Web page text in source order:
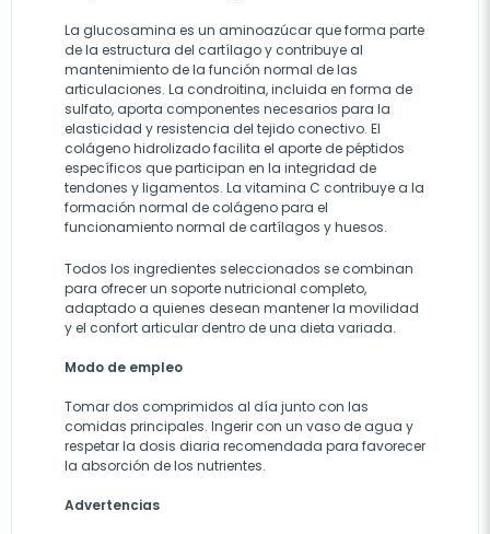
La glucosamina es un aminoazúcar que forma parte
de la estructura del cartílago y contribuye al
mantenimiento de la función normal de las
articulaciones. La condroitina, incluida en forma de
sulfato, aporta componentes necesarios para la
elasticidad y resistencia del tejido conectivo. El
colágeno hidrolizado facilita el aporte de péptidos
específicos que participan en la integridad de
tendones y ligamentos. La vitamina C contribuye a la
formación normal de colágeno para el
funcionamiento normal de cartílagos y huesos.
Todos los ingredientes seleccionados se combinan
para ofrecer un soporte nutricional completo,
adaptado a quienes desean mantener la movilidad
y el confort articular dentro de una dieta variada.
Modo de empleo
Tomar dos comprimidos al día junto con las
comidas principales. Ingerir con un vaso de agua y
respetar la dosis diaria recomendada para favorecer
la absorción de los nutrientes.
Advertencias